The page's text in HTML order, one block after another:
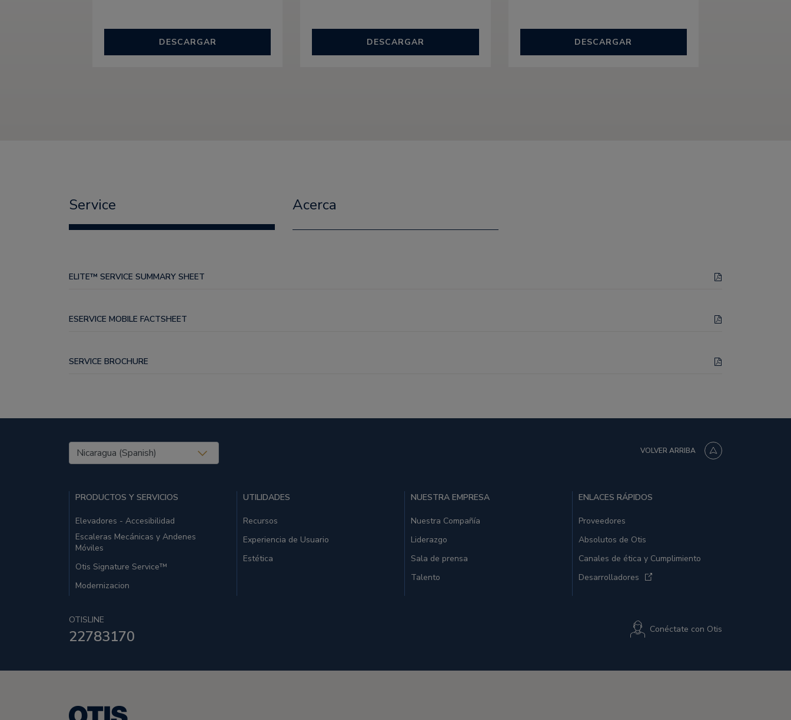
DESCARGAR DESCARGAR DESCARGAR
Service Acerca
ELITE™ SERVICE SUMMARY SHEET
ESERVICE MOBILE FACTSHEET
SERVICE BROCHURE
United States (EN) VOLVER ARRIBA
PRODUCTOS Y SERVICIOS
Elevadores - Accesibilidad
Escaleras Mecánicas y Andenes
Móviles
Otis Signature Service™
Modernizacion
UTILIDADES
Recursos
Experiencia de Usuario
Estética
NUESTRA EMPRESA
Nuestra Compañía
Liderazgo
Sala de prensa
Talento
ENLACES RÁPIDOS
Proveedores
Absolutos de Otis
Canales de ética y Cumplimiento
Desarrolladores
OTISLINE
22783170 Conéctate con Otis